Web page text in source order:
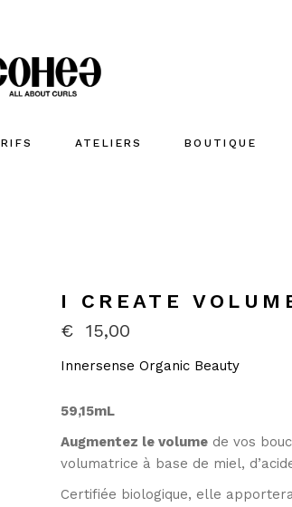
ATELIERS BOUTIQUE
MARQUES
I CREATE
€ 15,00
Innersense Organic Beauty
59,15mL
Augmentez le volume de vos
volumatrice à base de miel,
Certifiée biologique, elle